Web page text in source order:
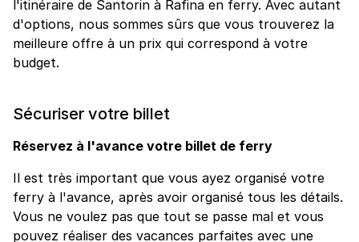
l'itinéraire de Santorin à Rafina en ferry. Avec autant
d'options, nous sommes sûrs que vous trouverez la
meilleure offre à un prix qui correspond à votre
budget.
Sécuriser votre billet
Réservez à l'avance votre billet de ferry
Il est très important que vous ayez organisé votre
ferry à l'avance, après avoir organisé tous les détails.
Vous ne voulez pas que tout se passe mal et vous
pouvez réaliser des vacances parfaites avec une